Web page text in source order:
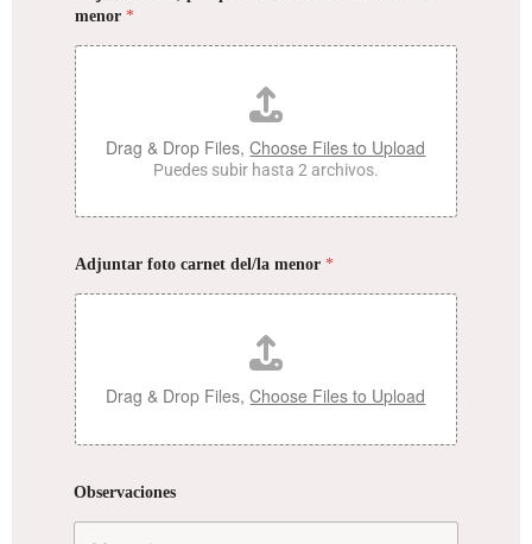
menor *
Drag & Drop Files,Choose Files to Upload
Puedes subir hasta 2 archivos.
Adjuntar foto carnet del/la menor *
Drag & Drop Files,Choose Files to Upload
Observaciones